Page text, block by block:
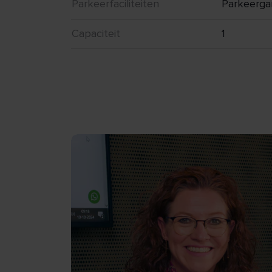
Parkeerfaciliteiten
Capaciteit 1